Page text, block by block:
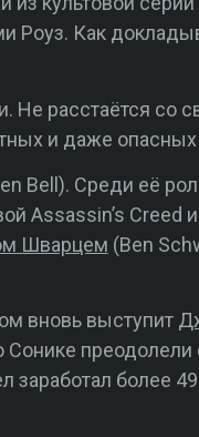
Роуз. Как
расстаётся со
и даже опасных
Bell). Среди её
Assassin’s Creed
Шварцем (Ben
вновь выступит
преодолели
заработал более